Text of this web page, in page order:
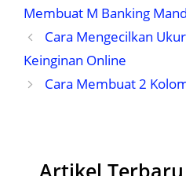
Membuat M Banking
Cara Mengecilkan
Keinginan Online
Cara Membuat 2